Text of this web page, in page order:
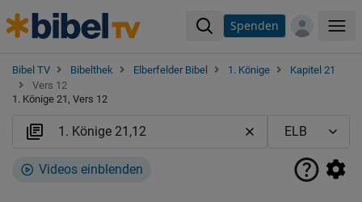
Spenden
Bibel TV Bibelthek Elberfelder Bibel 1. Könige
Kapitel 21
Vers 12
1. Könige 21, Vers 12
Videos einblenden